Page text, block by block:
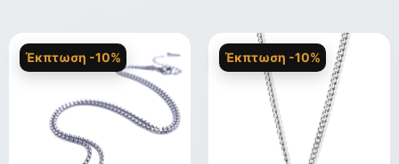
Έκπτωση -10% Έκπτωση -10%